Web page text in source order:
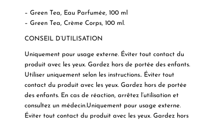
– Green Tea, Eau Parfumée, 100 ml
– Green Tea, Crème Corps, 100 ml.
CONSEIL D’UTILISATION
Uniquement pour usage externe. Éviter tout contact du
produit avec les yeux. Gardez hors de portée des enfants.
Utiliser uniquement selon les instructions.. Éviter tout
contact du produit avec les yeux. Gardez hors de portée
des enfants. En cas de réaction, arrêtez l’utilisation et
consultez un médecin.Uniquement pour usage externe.
Éviter tout contact du produit avec les yeux. Gardez hors